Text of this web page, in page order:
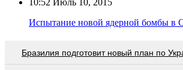
Испытание новой ядерной бомбы в
Бразилия подготовит новый план по